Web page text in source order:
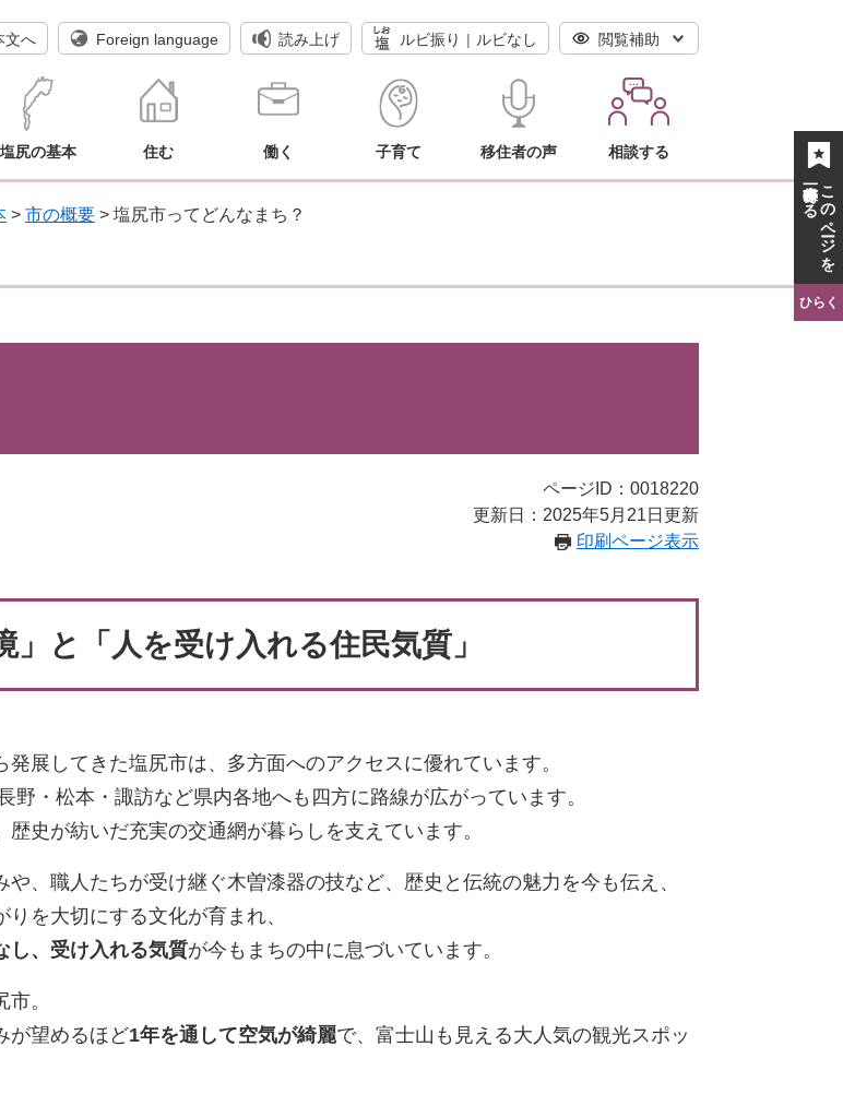
文へ Foreign language 読み上げ ルビ振り ルビなし 閲覧補助
塩尻の基本 住む 働く 子育て 移住者の声 相談する
> 市の概要 > 塩尻市ってどんなまち？
ページID：0018220
更新日：2025年5月21日更新
印刷ページ表示
と「人を受け入れる住民気質」
展してきた塩尻市は、多方面へのアクセスに優れています。
野・松本・諏訪など県内各地へも四方に路線が広がっています。
歴史が紡いだ充実の交通網が暮らしを支えています。
、職人たちが受け継ぐ木曽漆器の技など、歴史と伝統の魅力を今も伝え、
を大切にする文化が育まれ、
し、受け入れる気質が今もまちの中に息づいています。
。
が望めるほど1年を通して空気が綺麗で、富士山も見える大人気の観光スポッ
このページを
一時保存する
ひらく